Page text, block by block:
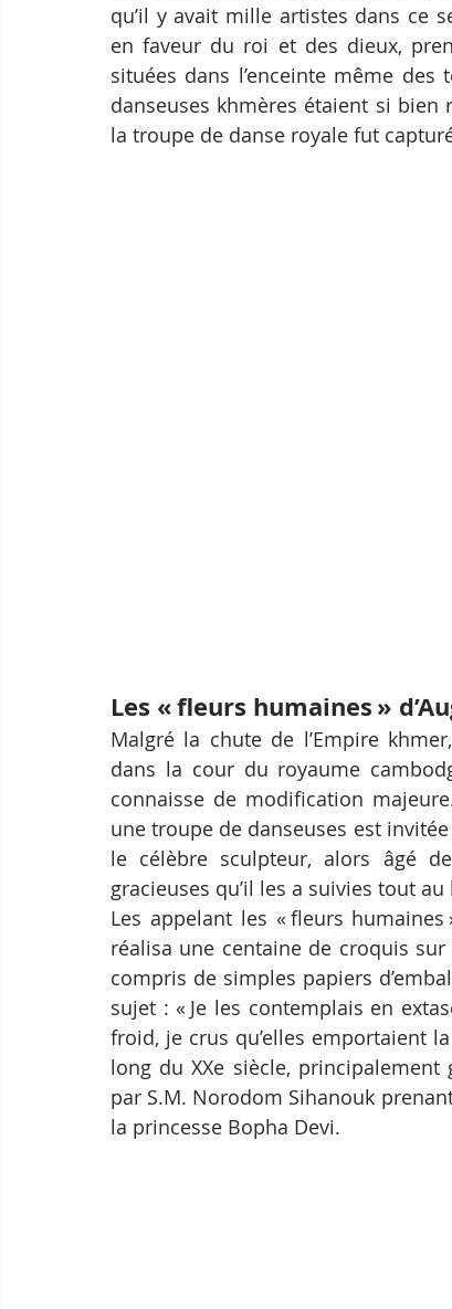
qu’il y avait mille artistes dans ce
en faveur du roi et des dieux,
situées dans l’enceinte même
danseuses khmères étaient si bien
la troupe de danse royale fut
Les « fleurs humaines »
Malgré la chute de l’Empire
dans la cour du royaume
connaisse de modification
une troupe de danseuses est
le célèbre sculpteur, alors âgé
gracieuses qu’il les a suivies tout
Les appelant les « fleurs
réalisa une centaine de croquis
compris de simples papiers
sujet : « Je les contemplais en
froid, je crus qu’elles emportaient
long du XXe siècle,
par S.M. Norodom Sihanouk
la princesse Bopha Devi.